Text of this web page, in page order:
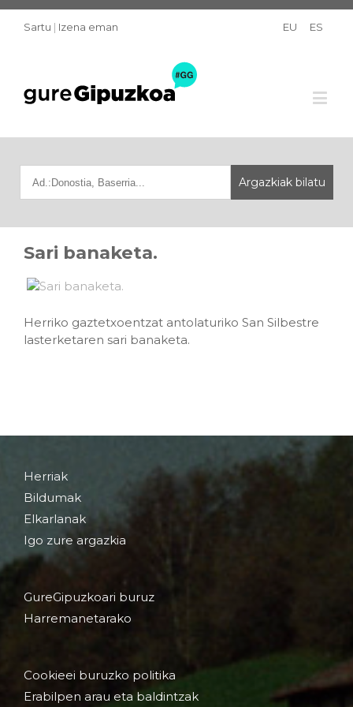
Sartu | Izena eman EU ES
Sari banaketa.
Herriko gaztetxoentzat antolaturiko San Silbestre
lasterketaren sari banaketa.
Herriak
Bildumak
Elkarlanak
Igo zure argazkia
GureGipuzkoari buruz
Harremanetarako
Cookieei buruzko politika
Erabilpen arau eta baldintzak